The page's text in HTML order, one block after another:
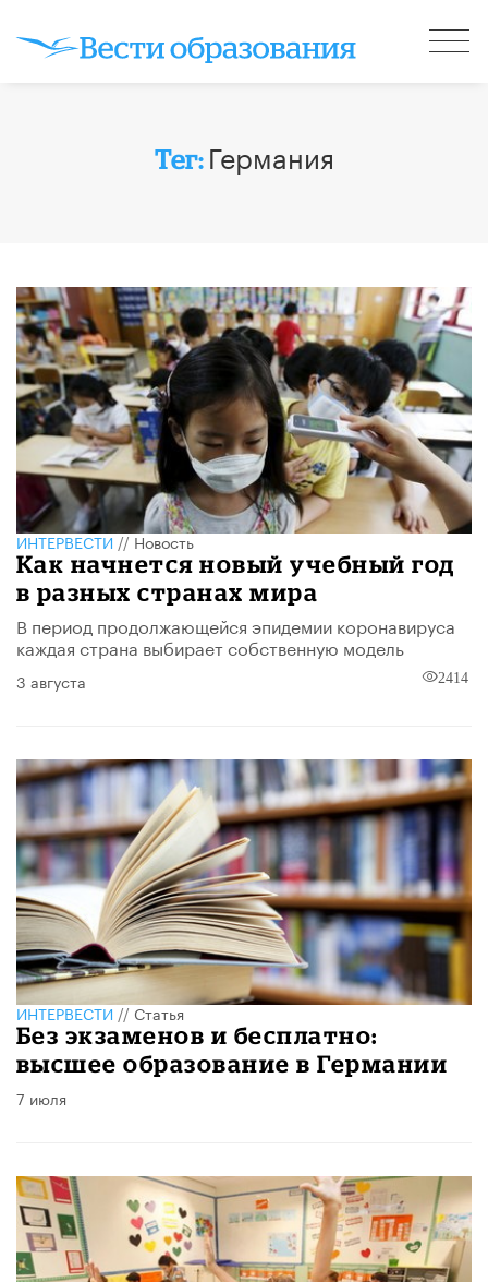
Тег: Германия
ИНТЕРВЕСТИ//Новость
Как начнется новый учебный год
в разных странах мира
В период продолжающейся эпидемии коронавируса
каждая страна выбирает собственную модель
3 августа 2414
ИНТЕРВЕСТИ//Статья
Без экзаменов и бесплатно:
высшее образование в Германии
7 июля